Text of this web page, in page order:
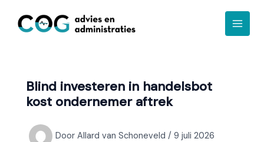
Blind investeren in handelsbot
kost ondernemer aftrek
Door Allard van Schoneveld / 9 juli 2026